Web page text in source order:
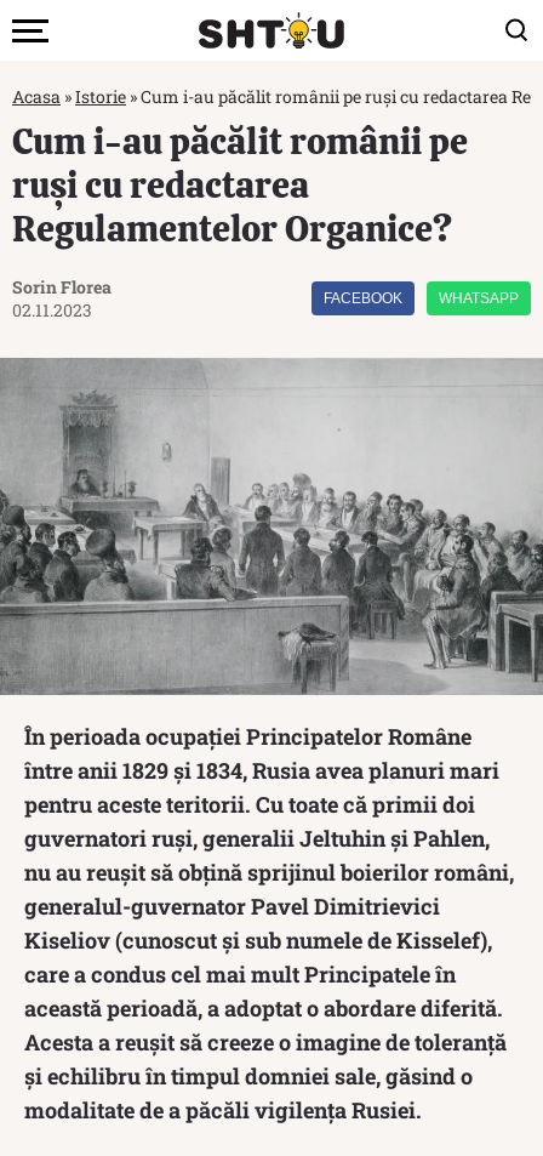
Acasa »Istorie »Cum i-au păcălit românii pe ruşi cu redactarea
Cum i-au păcălit românii pe
ruşi cu redactarea
Regulamentelor Organice?
Sorin Florea
02.11.2023
FACEBOOK WHATSAPP
În perioada ocupației Principatelor Române
între anii 1829 și 1834, Rusia avea planuri mari
pentru aceste teritorii. Cu toate că primii doi
guvernatori ruși, generalii Jeltuhin și Pahlen,
nu au reușit să obțină sprijinul boierilor români,
generalul-guvernator Pavel Dimitrievici
Kiseliov (cunoscut și sub numele de Kisselef),
care a condus cel mai mult Principatele în
această perioadă, a adoptat o abordare diferită.
Acesta a reușit să creeze o imagine de toleranță
și echilibru în timpul domniei sale, găsind o
modalitate de a păcăli vigilența Rusiei.